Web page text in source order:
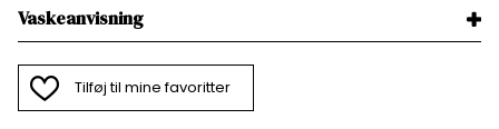
Vaskeanvisning
Tilføj til mine favoritter